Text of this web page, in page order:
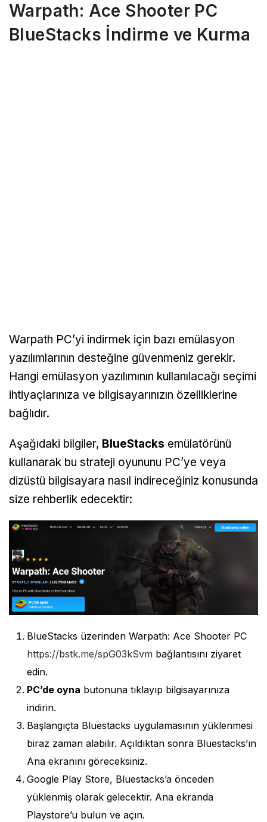
Warpath: Ace Shooter PC
BlueStacks İndirme ve Kurma
Warpath PC’yi indirmek için bazı emülasyon
yazılımlarının desteğine güvenmeniz gerekir.
Hangi emülasyon yazılımının kullanılacağı seçimi
ihtiyaçlarınıza ve bilgisayarınızın özelliklerine
bağlıdır.
Aşağıdaki bilgiler, BlueStacks emülatörünü
kullanarak bu strateji oyununu PC’ye veya
dizüstü bilgisayara nasıl indireceğiniz konusunda
size rehberlik edecektir:
BlueStacks üzerinden Warpath: Ace Shooter PC
https://bstk.me/spG03kSvm bağlantısını ziyaret
edin.
PC’de oyna butonuna tıklayıp bilgisayarınıza
indirin.
Başlangıçta Bluestacks uygulamasının yüklenmesi
biraz zaman alabilir. Açıldıktan sonra Bluestacks’ın
Ana ekranını göreceksiniz.
Google Play Store, Bluestacks’a önceden
yüklenmiş olarak gelecektir. Ana ekranda
Playstore’u bulun ve açın.